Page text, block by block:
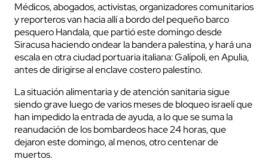
Médicos, abogados, activistas, organizadores comunitarios
y reporteros van hacia allí a bordo del pequeño barco
pesquero Handala, que partió este domingo desde
Siracusa haciendo ondear la bandera palestina, y hará una
escala en otra ciudad portuaria italiana: Galípoli, en Apulia,
antes de dirigirse al enclave costero palestino.
La situación alimentaria y de atención sanitaria sigue
siendo grave luego de varios meses de bloqueo israelí que
han impedido la entrada de ayuda, a lo que se suma la
reanudación de los bombardeos hace 24 horas, que
dejaron este domingo, al menos, otro centenar de
muertos.